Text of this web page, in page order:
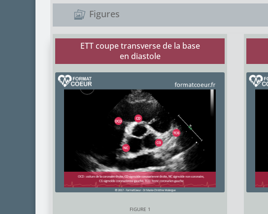
Figures
ETT coupe transverse de la base
en diastole
FIGURE 1